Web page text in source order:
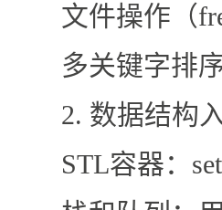
文件操作（
多关键字排
2. 数据结构
STL容器：